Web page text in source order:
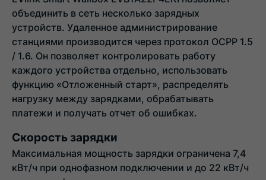
объединить в сеть несколько зарядных
устройств. Удаленное администрирование
станциями производится через протокол OCPP 1.5
/ 1.6. Он позволяет контролировать работу
каждого устройства отдельно, использовать
функцию «Отложенный старт», распределять
нагрузку между зарядками, обрабатывать
платежи и получать отчет об ошибках.
Скорость зарядки
Максимальная мощность зарядки ограничена 7,4
кВт/ч при однофазном подключении и до 22 кВт/ч